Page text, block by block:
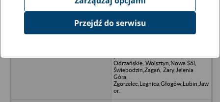
Przedsiębiorstwo Transportowe
Odrzańskie, Wolsztyn,Nowa Sól,
Świebodzin,Żagań, Żary,Jelenia
Góra,
Zgorzelec,Legnica,Głogów,Lubin,Jaw
or.
Przejdź do serwisu